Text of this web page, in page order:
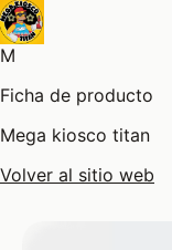
M
Ficha de producto
Mega kiosco titan
Volver al sitio web